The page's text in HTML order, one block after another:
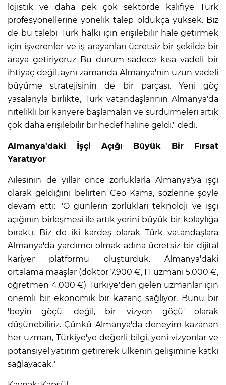
lojistik ve daha pek çok sektörde kalifiye Türk
profesyonellerine yönelik talep oldukça yüksek. Biz
de bu talebi Türk halkı için erişilebilir hale getirmek
için işverenler ve iş arayanları ücretsiz bir şekilde bir
araya getiriyoruz Bu durum sadece kısa vadeli bir
ihtiyaç değil, aynı zamanda Almanya'nın uzun vadeli
büyüme stratejisinin de bir parçası. Yeni göç
yasalarıyla birlikte, Türk vatandaşlarının Almanya'da
nitelikli bir kariyere başlamaları ve sürdürmeleri artık
çok daha erişilebilir bir hedef haline geldi." dedi.
Almanya'daki İşçi Açığı Büyük Bir Fırsat
Yaratıyor
Ailesinin de yıllar önce zorluklarla Almanya'ya işçi
olarak geldiğini belirten Ceo Kama, sözlerine şöyle
devam etti: "O günlerin zorlukları teknoloji ve işçi
açığının birleşmesi ile artık yerini büyük bir kolaylığa
bıraktı. Biz de iki kardeş olarak Türk vatandaşlara
Almanya'da yardımcı olmak adına ücretsiz bir dijital
kariyer platformu oluşturduk. Almanya'daki
ortalama maaşlar (doktor 7.900 €, IT uzmanı 5.000 €,
öğretmen 4.000 €) Türkiye'den gelen uzmanlar için
önemli bir ekonomik bir kazanç sağlıyor. Bunu bir
'beyin göçü' değil, bir 'vizyon göçü' olarak
düşünebiliriz. Çünkü Almanya'da deneyim kazanan
her uzman, Türkiye'ye değerli bilgi, yeni vizyonlar ve
potansiyel yatırım getirerek ülkenin gelişimine katkı
sağlayacak."